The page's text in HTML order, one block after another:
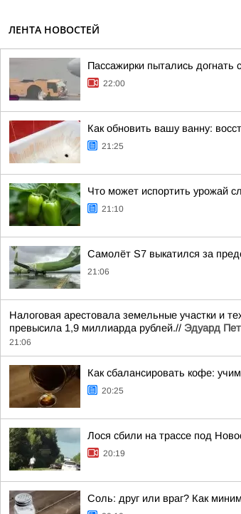
ЛЕНТА НОВОСТЕЙ
Пассажирки пытались
22:00
Как обновить вашу ванну:
21:25
Что может испортить урожай
21:10
Самолёт S7 выкатился за
21:06
Налоговая арестовала земельные участки и
превысила 1,9 миллиарда рублей.// Эдуард
21:06
Как сбалансировать кофе:
20:25
Лося сбили на трассе под
20:19
Соль: друг или враг? Как